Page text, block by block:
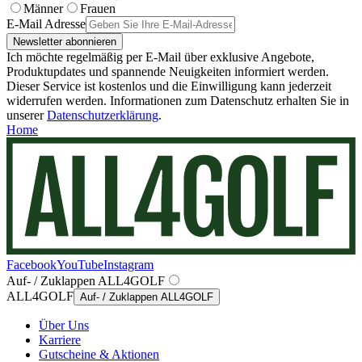
Männer
Frauen
E-Mail Adresse
Newsletter abonnieren
Ich möchte regelmäßig per E-Mail über exklusive Angebote,
Produktupdates und spannende Neuigkeiten informiert werden.
Dieser Service ist kostenlos und die Einwilligung kann jederzeit
widerrufen werden. Informationen zum Datenschutz erhalten Sie in
unsererDatenschutzerklärung.
Home
FacebookYouTubeInstagram
Auf- / Zuklappen ALL4GOLF
ALL4GOLF Auf- / Zuklappen ALL4GOLF
Über Uns
Karriere
Gutscheine & Aktionen